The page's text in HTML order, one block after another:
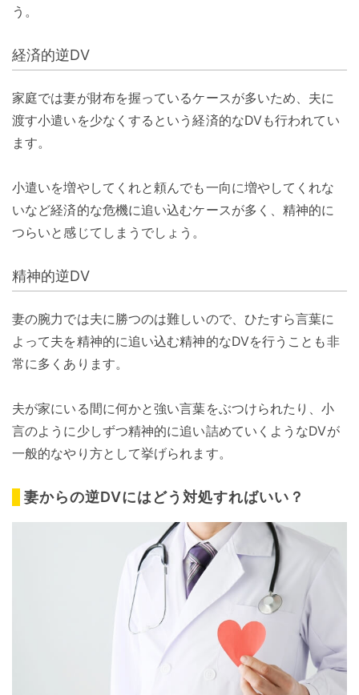
う。
経済的逆DV
家庭では妻が財布を握っているケースが多いため、夫に
渡す小遣いを少なくするという経済的なDVも行われてい
ます。
小遣いを増やしてくれと頼んでも一向に増やしてくれな
いなど経済的な危機に追い込むケースが多く、精神的に
つらいと感じてしまうでしょう。
精神的逆DV
妻の腕力では夫に勝つのは難しいので、ひたすら言葉に
よって夫を精神的に追い込む精神的なDVを行うことも非
常に多くあります。
夫が家にいる間に何かと強い言葉をぶつけられたり、小
言のように少しずつ精神的に追い詰めていくようなDVが
一般的なやり方として挙げられます。
妻からの逆DVにはどう対処すればいい？